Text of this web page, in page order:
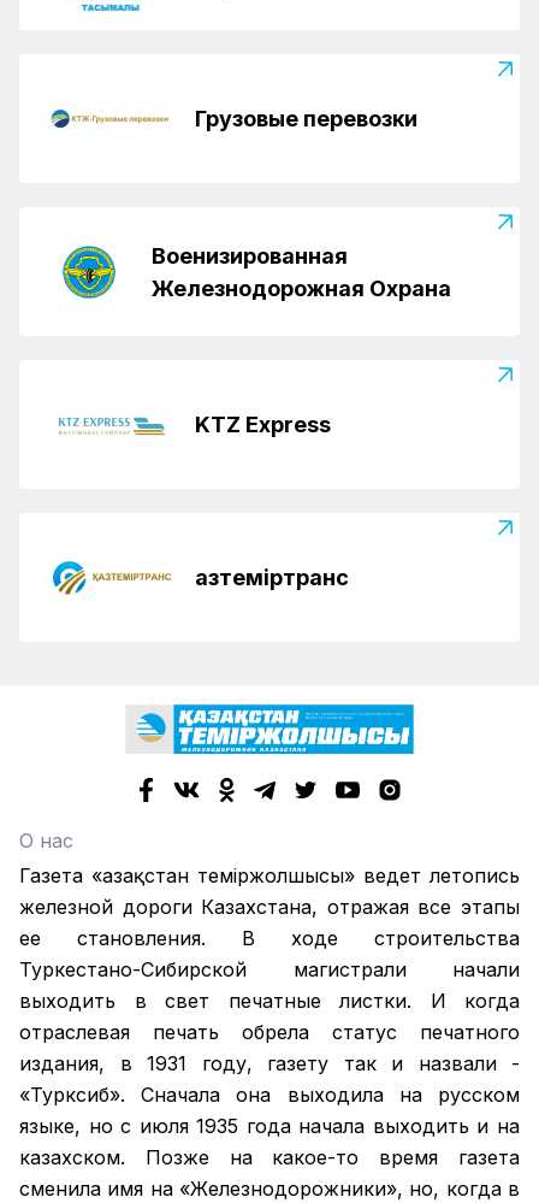
Грузовые перевозки
Военизированная
Железнодорожная Охрана
KTZ Express
Қазтеміртранс
О нас
Газета «Қазақстан теміржолшысы» ведет летопись
железной дороги Казахстана, отражая все этапы
ее становления. В ходе строительства
Туркестано-Сибирской магистрали начали
выходить в свет печатные листки. И когда
отраслевая печать обрела статус печатного
издания, в 1931 году, газету так и назвали -
«Турксиб». Сначала она выходила на русском
языке, но с июля 1935 года начала выходить и на
казахском. Позже на какое-то время газета
сменила имя на «Железнодорожники», но, когда в